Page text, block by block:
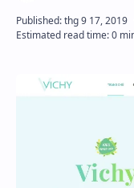
Hidden Menu